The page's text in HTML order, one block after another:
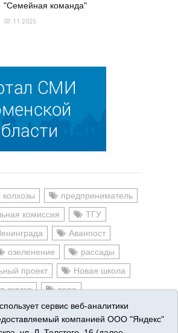
"Семейная команда"
03.11.2025
колхозы
предприниматель
комиссия
ТГУ
Аванпост
озеленение
рассады
проект
Новая школа
сказка
вера
сервис веб-аналитики
компанией ООО "Яндекс"